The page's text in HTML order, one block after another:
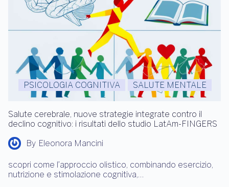
PSICOLOGIA COGNITIVA SALUTE MENTALE
Salute cerebrale, nuove strategie integrate contro il
declino cognitivo: i risultati dello studio LatAm-FINGERS
By Eleonora Mancini
scopri come l’approccio olistico, combinando esercizio,
nutrizione e stimolazione cognitiva,…